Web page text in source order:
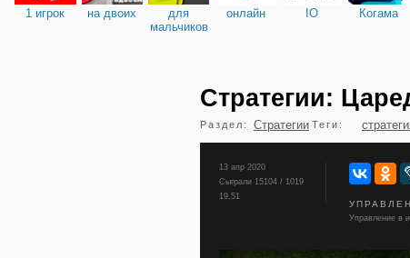
1 игрок на двоих
для
мальчиков
онлайн IO Когама
Стратегии:
Раздел: Стратегии Теги:
13 апр 2020
Сыграли 15104 / 1019
19,51
Управление в